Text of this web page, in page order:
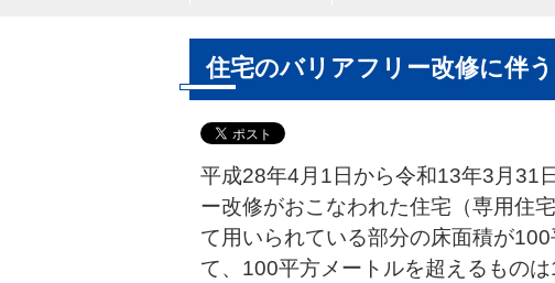
住宅のバリアフリー改修に伴
平成28年4月1日から令和13年3月31
ー改修がおこなわれた住宅（専用住
て用いられている部分の床面積が
て、100平方メートルを超えるもの